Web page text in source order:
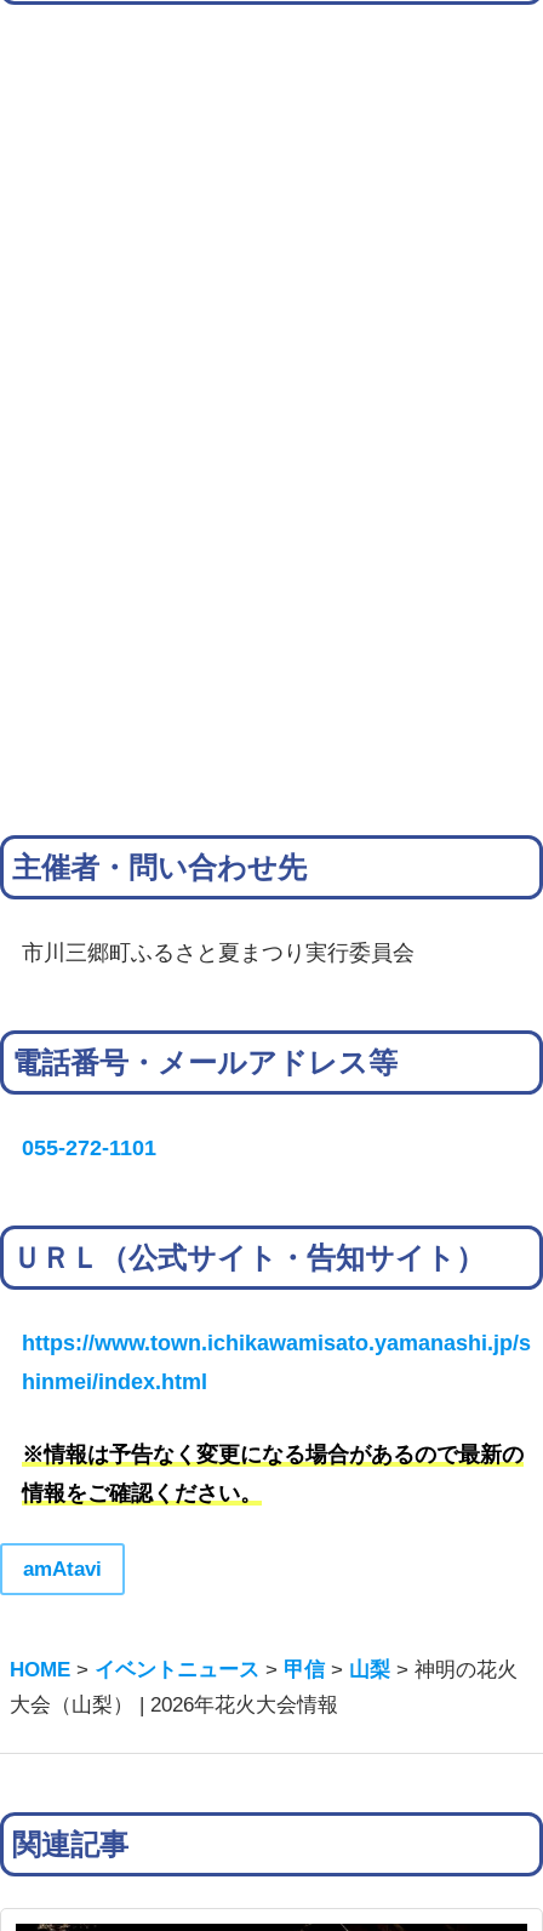
主催者・問い合わせ先
市川三郷町ふるさと夏まつり実行委員会
電話番号・メールアドレス等
055-272-1101
ＵＲＬ（公式サイト・告知サイト）
https://www.town.ichikawamisato.yamanashi.jp/s
hinmei/index.html
※情報は予告なく変更になる場合があるので最新の
情報をご確認ください。
amAtavi
HOME > イベントニュース > 甲信> 山梨 >神明の花火
大会（山梨） | 2026年花火大会情報
関連記事